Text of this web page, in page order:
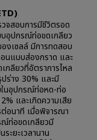
จสอบการมีชีวิตรอด
บอุปกรณ์ท่อขดเกลียว
งเซลล์ มีการทดสอบ
นแบบส่องกราด และ
กลียวที่อัตราการไหล
ร่าง 30% และมี
ในอุปกรณ์ท่อหด-ท่อ
และเกิดความเสีย
อนาที เมื่อพิจารณา
ท่อขดเกลียวมี
ะยะเวลานาน